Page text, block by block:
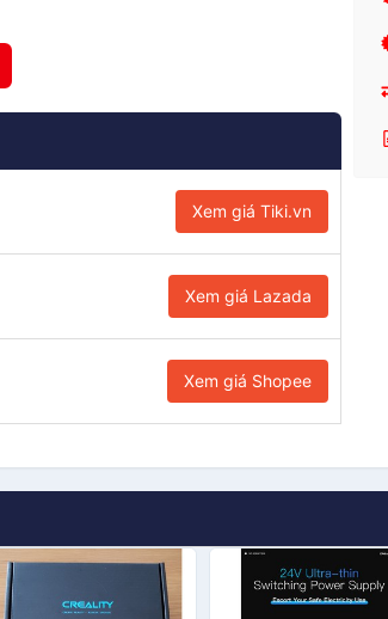
Xem giá Tiki.vn
Xem giá Lazada
Xem giá Shopee